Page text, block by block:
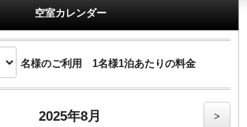
空室カレンダー
名様のご利用 1名様1泊あたりの料金
2025年8月 >